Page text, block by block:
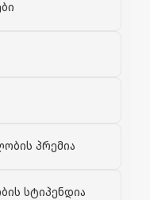
პრემია
სტიპენდია